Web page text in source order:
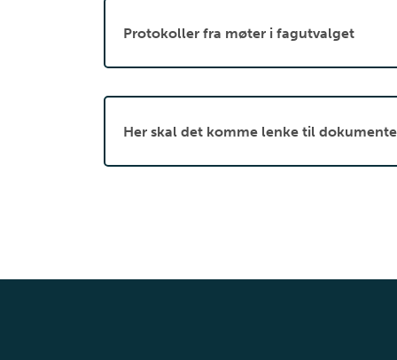
Protokoller fra møter i fagutvalget
Her skal det komme lenke til